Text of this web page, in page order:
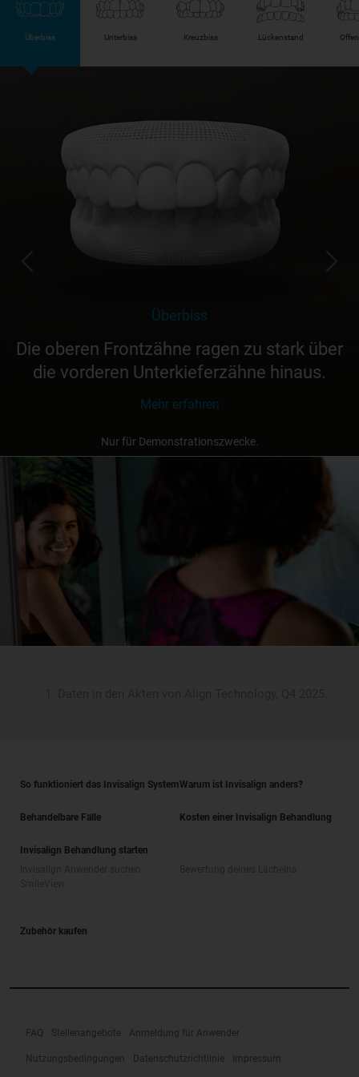
Überbiss Unterbiss Kreuzbiss Lückenstand
Überbiss
Die oberen Frontzähne ragen zu stark über
die vorderen Unterkieferzähne hinaus.
Mehr erfahren
Nur für Demonstrationszwecke.
Wir entwickeln kontinuierlich neue Produkte,
für ein schönes Lächeln zu erzielen.
Mehr als 22 Millionen
Patienten weltweit haben dank der Invisalign
Behandlung ihr Lächeln verändert. Und es
werden immer mehr.
So funktioniert das Invisalign SystemWarum ist Invisalign anders?
Behandelbare Fälle Kosten einer Invisalign Behandlung
Invisalign Behandlung starten
Zubehör kaufen
FAQ Stellenangebote Anmeldung für Anwender
Nutzungsbedingungen Datenschutzrichtlinie Impressum